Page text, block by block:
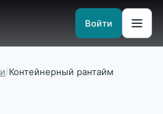
Войти
Serverless-рантаймы
/Контейнерный рантайм